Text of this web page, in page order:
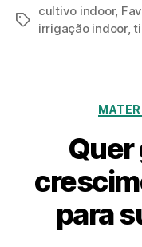
cultivo indoor,
irrigação indoor,
para